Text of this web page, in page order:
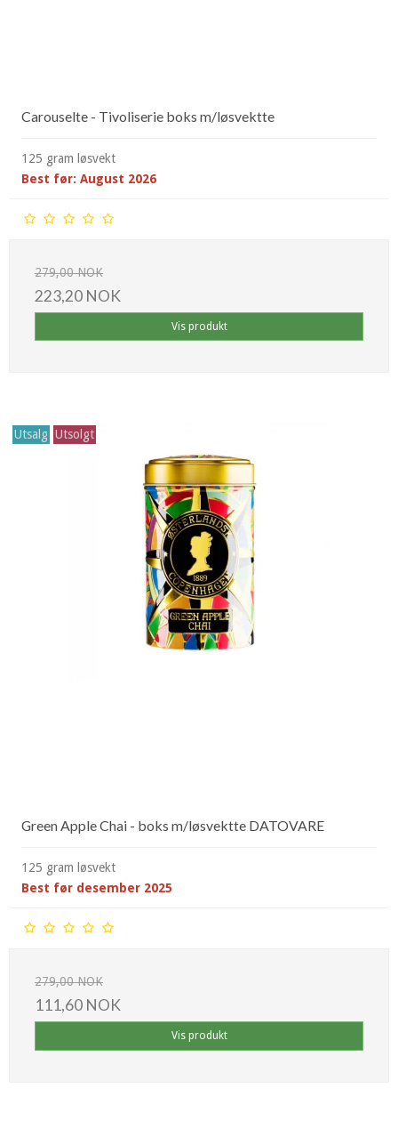
Carouselte - Tivoliserie boks m/løsvektte
125 gram løsvekt
Best før: August 2026
279,00 NOK
223,20 NOK
Vis produkt
Utsalg Utsolgt
Green Apple Chai - boks m/løsvektte DATOVARE
125 gram løsvekt
Best før desember 2025
279,00 NOK
111,60 NOK
Vis produkt